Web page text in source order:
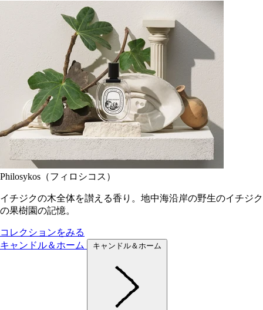
Philosykos（フィロシコス）
イチジクの木全体を讃える香り。地中海沿岸の野生のイチジク
の果樹園の記憶。
コレクションをみる
キャンドル＆ホーム
キャンドル＆ホーム